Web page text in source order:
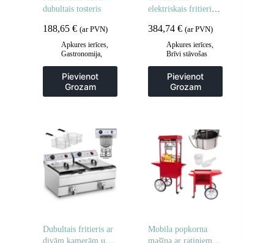
dubultais tosteris
188,65 € (ar PVN)
Apkures ierīces,
Gastronomija,
Virtuve
Pievienot
Grozam
elektriskais fritieris
384,74€ (ar PVN)
Apkures ierīces,
Brīvi stāvošas
Frites un cepšanas
iekārtas,
Gastronomija
Pievienot
Grozam
Dubultais fritieris ar
divām kamerām un
Mobila popkorna
mašīna ar ratiņiem uz